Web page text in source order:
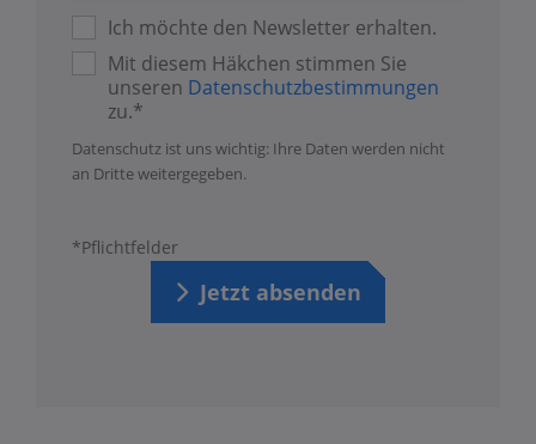
Ich möchte den Newsletter erhalten.
Mit diesem Häkchen stimmen Sie
unseren Datenschutzbestimmungen
zu.*
Datenschutz ist uns wichtig: Ihre Daten werden nicht
an Dritte weitergegeben.
*Pflichtfelder
Jetzt absenden